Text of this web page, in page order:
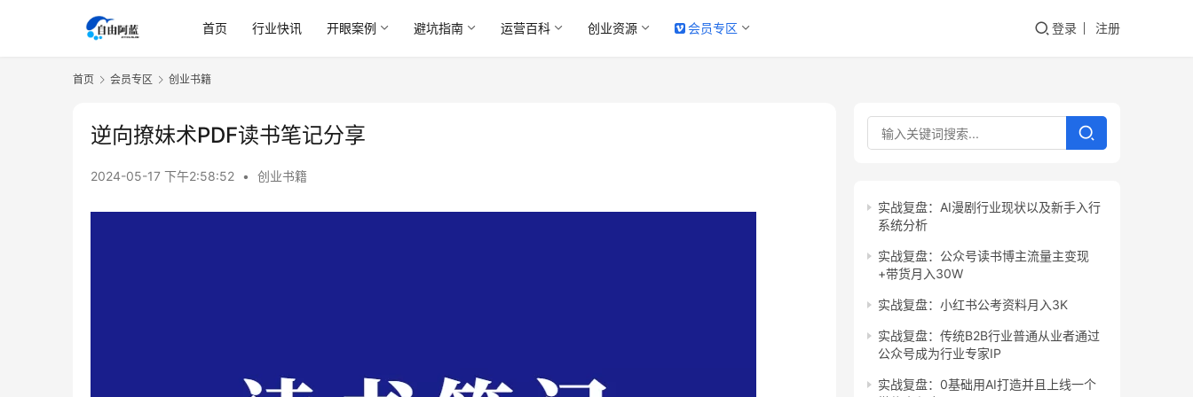
首页 行业快讯 开眼案例 避坑指南 运营百科 创业资源 会员专区 登录 注册
首页 会员专区 创业书籍
逆向撩妹术PDF读书笔记分享
2024-05-17 下午2:58:52 • 创业书籍
实战复盘：AI漫剧行业现状以及新手入行
系统分析
实战复盘：公众号读书博主流量主变现
+带货月入30W
实战复盘：小红书公考资料月入3K
实战复盘：传统B2B行业普通从业者通过
公众号成为行业专家IP
实战复盘：0基础用AI打造并且上线一个